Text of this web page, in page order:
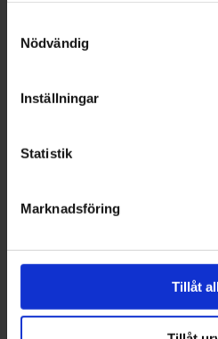
Nödvändig
Inställningar
Statistik
Marknadsföring
Tillåt
budget, även om vi ännu
Men att bygga egna
– särskilt inom våra
Det nya EU-regelverket, AI
– Det här är bara början. Vi
vara på de möjligheter AI